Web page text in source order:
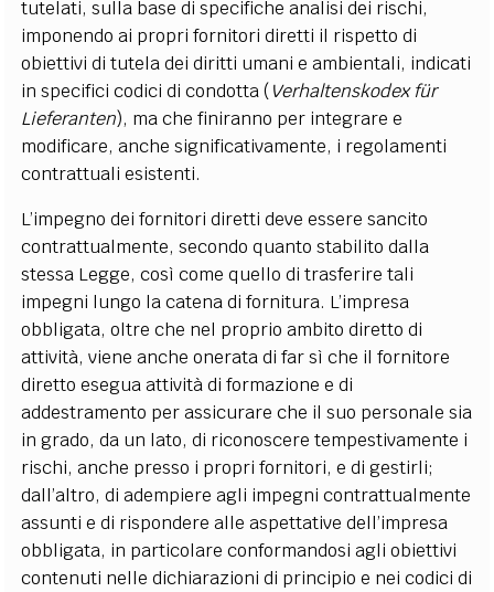
tutelati, sulla base di specifiche analisi dei rischi,
imponendo ai propri fornitori diretti il rispetto di
obiettivi di tutela dei diritti umani e ambientali, indicati
in specifici codici di condotta (Verhaltenskodex für
Lieferanten), ma che finiranno per integrare e
modificare, anche significativamente, i regolamenti
contrattuali esistenti.
L’impegno dei fornitori diretti deve essere sancito
contrattualmente, secondo quanto stabilito dalla
stessa Legge, così come quello di trasferire tali
impegni lungo la catena di fornitura. L’impresa
obbligata, oltre che nel proprio ambito diretto di
attività, viene anche onerata di far sì che il fornitore
diretto esegua attività di formazione e di
addestramento per assicurare che il suo personale sia
in grado, da un lato, di riconoscere tempestivamente i
rischi, anche presso i propri fornitori, e di gestirli;
dall’altro, di adempiere agli impegni contrattualmente
assunti e di rispondere alle aspettative dell’impresa
obbligata, in particolare conformandosi agli obiettivi
contenuti nelle dichiarazioni di principio e nei codici di